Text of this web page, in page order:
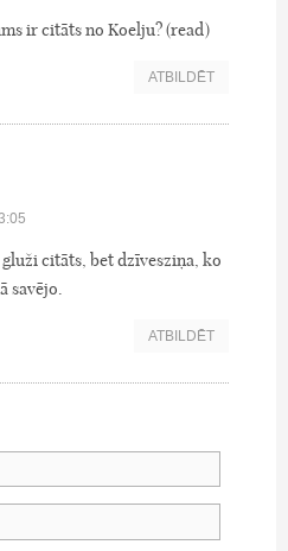
ir citāts no Koelju? (read)
ATBILDĒT
citāts, bet dzīvesziņa, ko
savējo.
ATBILDĒT